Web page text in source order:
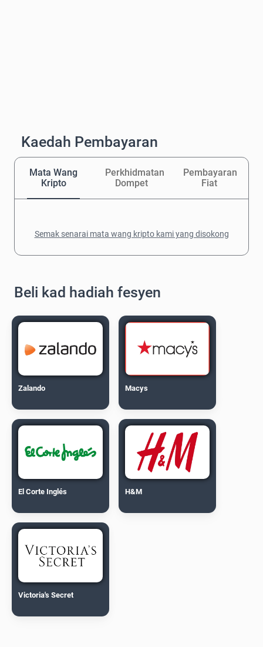
Kaedah Pembayaran
Mata Wang
Kripto
Perkhidmatan
Dompet
Pembayaran
Fiat
Semak senarai mata wang kripto kami yang disokong
Beli kad hadiah fesyen
Zalando Macys
El Corte Inglés H&M
Victoria's Secret